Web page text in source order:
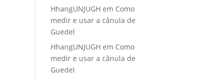
HhangUNJUGH em Como
medir e usar a cânula de
Guedel
HhangUNJUGH em Como
medir e usar a cânula de
Guedel